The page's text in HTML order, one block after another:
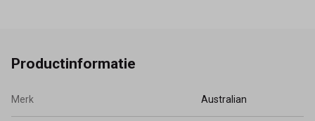
Productinformatie
Merk Australian